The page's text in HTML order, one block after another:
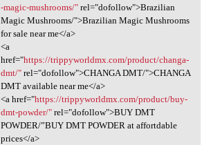
-magic-mushrooms/"rel="dofollow">Brazilian
Magic Mushrooms/">Brazilian Magic Mushrooms
for sale near me</a>
<a
href="https://trippyworldmx.com/product/changa-
dmt/"rel="dofollow">CHANGA DMT/">CHANGA
DMT available near me</a>
<a href="https://trippyworldmx.com/product/buy-
dmt-powder/"rel="dofollow">BUY DMT
POWDER/”BUY DMT POWDER at affortdable
prices</a>